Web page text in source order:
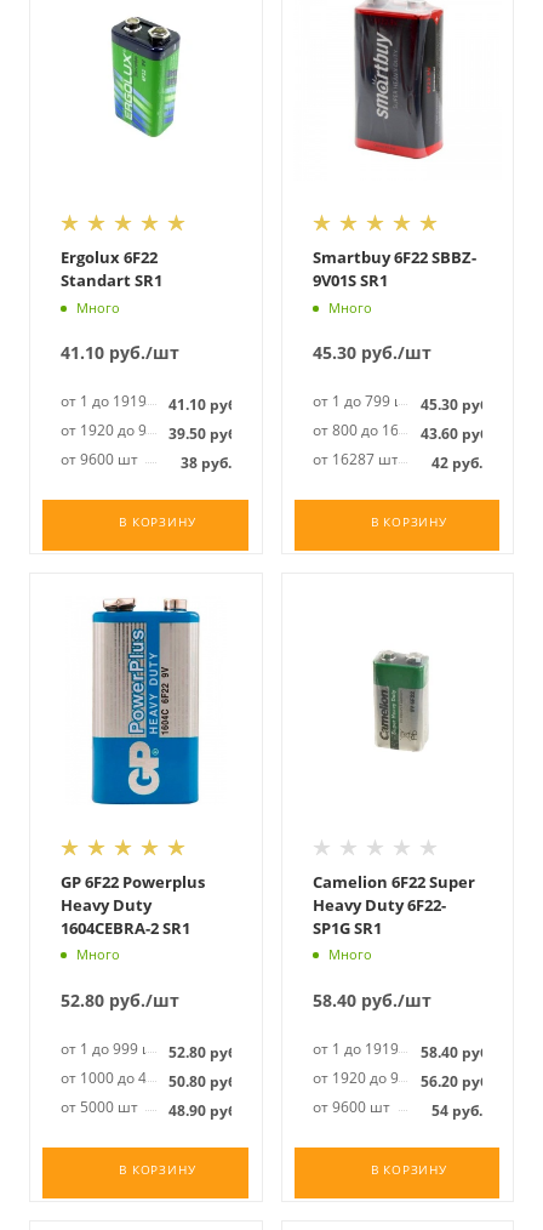
Ergolux 6F22
Standart SR1
Много
41.10 руб./шт
от 1 до 1919 шт41.10 руб.
от 1920 до 9599 шт
39.50 руб.
от 9600 шт
38руб.
В КОРЗИНУ
Smartbuy 6F22 SBBZ-
9V01S SR1
Много
45.30руб./шт
от 1 до 799 шт 45.30руб.
от 800 до 16286 шт
43.60руб.
от 16287 шт
42 руб.
В КОРЗИНУ
GP 6F22 Powerplus
Heavy Duty
1604CEBRA-2 SR1
Много
52.80 руб./шт
от 1 до 999 шт 52.80 руб.
от 1000 до 4999 шт
50.80 руб.
от 5000 шт
48.90 руб.
В КОРЗИНУ
Camelion 6F22 Super
Heavy Duty 6F22-
SP1G SR1
Много
58.40руб./шт
от 1 до 1919 шт58.40руб.
от 1920 до 9599 шт
56.20руб.
от 9600 шт
54 руб.
В КОРЗИНУ